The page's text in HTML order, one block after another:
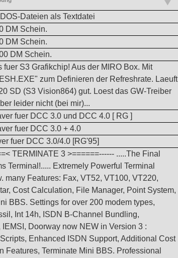
Dateien als Textdatei
DM Schein.
DM Schein.
DM Schein.
fuer S3 Grafikchip! Aus der MIRO Box. Mit
zum Definieren der Refreshrate. Laeuft
SD (S3 Vision864) gut. Loest das GW-Treiber
leider nicht (bei mir)...
fuer DCC 3.0 und DCC 4.0 [ RG ]
fuer DCC 3.0 + 4.0
fuer DCC 3.0/4.0 [RG'95]
TERMINATE 3 >======------ .....The Final
Terminal!..... Extremely Powerful Terminal
many Features: Fax, VT52, VT100, VT220,
Cost Calculation, File Manager, Point System,
BBS. Settings for over 200 modem types,
Int 14h, ISDN B-Channel Bundling,
IEMSI, Doorway now NEW in Version 3 :
Enhanced ISDN Support, Additional Cost
Features, Terminate Mini BBS. Professional